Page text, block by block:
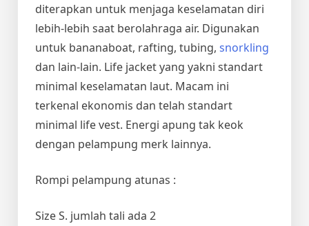
diterapkan untuk menjaga keselamatan diri
lebih-lebih saat berolahraga air. Digunakan
untuk bananaboat, rafting, tubing, snorkling
dan lain-lain. Life jacket yang yakni standart
minimal keselamatan laut. Macam ini
terkenal ekonomis dan telah standart
minimal life vest. Energi apung tak keok
dengan pelampung merk lainnya.
Rompi pelampung atunas :
Size S. jumlah tali ada 2